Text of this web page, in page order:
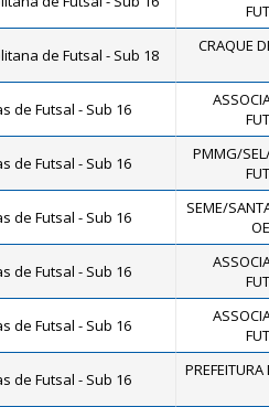
de Futsal - Sub 18 CRAQUE
de Futsal - Sub 16
de Futsal - Sub 16
PMMG/
de Futsal - Sub 16
SEME/
de Futsal - Sub 16
de Futsal - Sub 16
de Futsal - Sub 16